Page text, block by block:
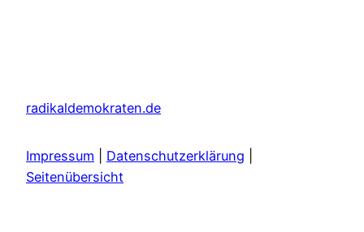
radikaldemokraten.de
Impressum Datenschutzerklärung
Seitenübersicht